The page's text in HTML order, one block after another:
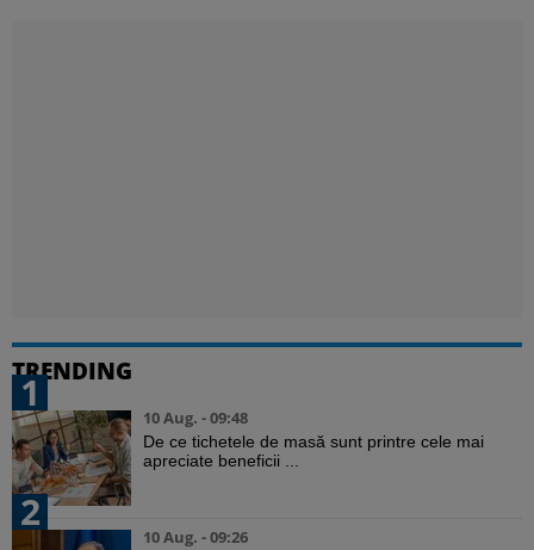
TRENDING
1
10 Aug. - 09:48
De ce tichetele de masă sunt printre cele mai
apreciate beneficii ...
2
10 Aug. - 09:26